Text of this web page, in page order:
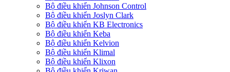
Bộ điều khiển Johnson Control
Bộ điều khiển Joslyn Clark
Bộ điều khiển KB Electronics
Bộ điều khiển Keba
Bộ điều khiển Kelvion
Bộ điều khiển Klimal
Bộ điều khiển Klixon